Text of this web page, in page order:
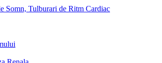
Somn, Tulburari de Ritm Cardiac